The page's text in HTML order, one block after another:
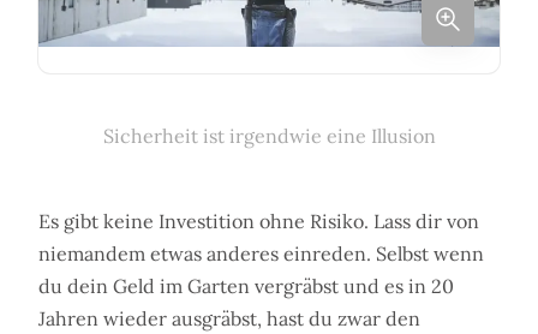
Sicherheit ist irgendwie eine Illusion
Es gibt keine Investition ohne Risiko. Lass dir von
niemandem etwas anderes einreden. Selbst wenn
du dein Geld im Garten vergräbst und es in 20
Jahren wieder ausgräbst, hast du zwar den